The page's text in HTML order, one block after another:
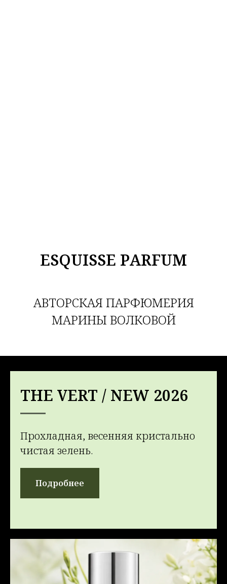
ESQUISSE PARFUM
АВТОРСКАЯ ПАРФЮМЕРИЯ
МАРИНЫ ВОЛКОВОЙ
THE VERT / NEW 2026
Прохладная, весенняя кристально
чистая зелень.
Подробнее